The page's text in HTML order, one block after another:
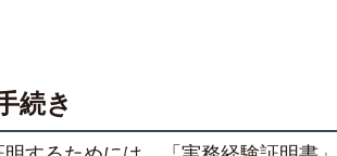
続き